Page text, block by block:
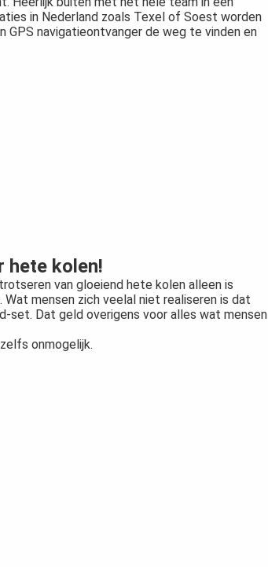
in Nederland zoals Texel of Soest worden
GPS navigatieontvanger de weg te vinden en
hete kolen!
van gloeiend hete kolen alleen is
mensen zich veelal niet realiseren is dat
set. Dat geld overigens voor alles wat mensen
onmogelijk.